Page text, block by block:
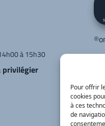
Pour offrir
cookies
à ces
de
à 15h30
privilégier
®
04